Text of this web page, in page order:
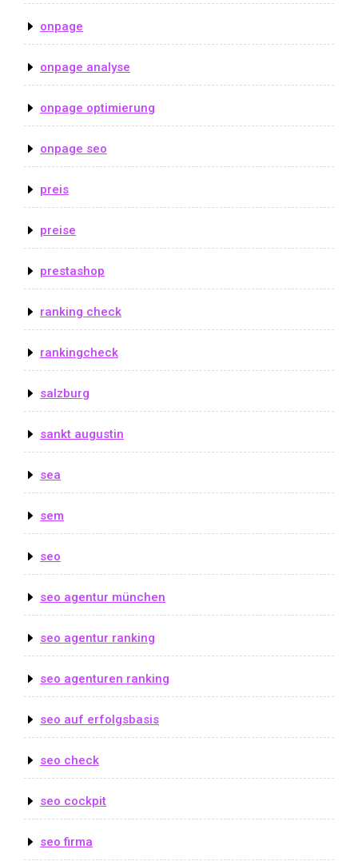
onpage
onpage analyse
onpage optimierung
onpage seo
preis
preise
prestashop
ranking check
rankingcheck
salzburg
sankt augustin
sea
sem
seo
seo agentur münchen
seo agentur ranking
seo agenturen ranking
seo auf erfolgsbasis
seo check
seo cockpit
seo firma